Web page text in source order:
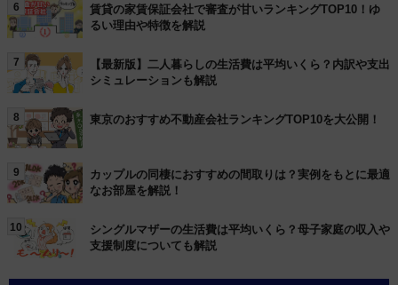
6
賃貸の家賃保証会社で審査が甘いランキングTOP10！ゆ
るい理由や特徴を解説
7
【最新版】二人暮らしの生活費は平均いくら？内訳や支出
シミュレーションも解説
8 東京のおすすめ不動産会社ランキングTOP10を大公開！
9
カップルの同棲におすすめの間取りは？実例をもとに最適
なお部屋を解説！
10
シングルマザーの生活費は平均いくら？母子家庭の収入や
支援制度についても解説